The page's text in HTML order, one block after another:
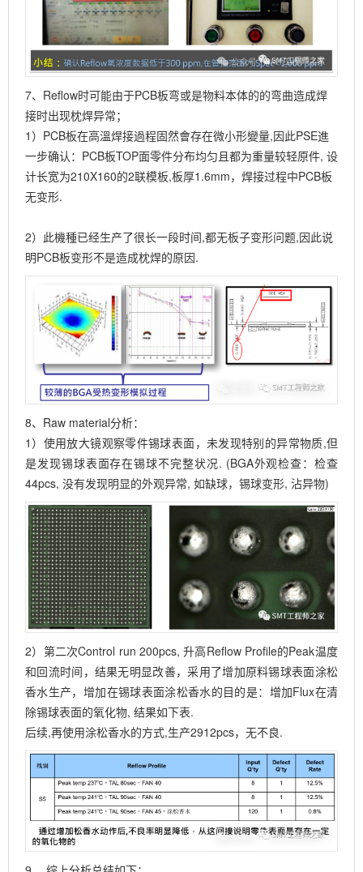
7、Reflow时可能由于PCB板弯或是物料本体的的弯曲造成焊
接时出现枕焊异常；
1）PCB板在高溫焊接過程固然會存在微小形變量,因此PSE進
一步确认：PCB板TOP面零件分布均匀且都为重量较轻原件, 设
计长宽为210X160的2联模板,板厚1.6mm，焊接过程中PCB板
无变形.
2）此機種已经生产了很长一段时间,都无板子变形问题,因此说
明PCB板变形不是造成枕焊的原因.
8、Raw material分析：
1）使用放大镜观察零件锡球表面，未发现特别的异常物质,但
是发现锡球表面存在锡球不完整状况. (BGA外观检查：检查
44pcs, 没有发现明显的外观异常, 如缺球，锡球变形, 沾异物)
2）第二次Control run 200pcs, 升高Reflow Profile的Peak温度
和回流时间，结果无明显改善，采用了增加原料锡球表面涂松
香水生产，增加在锡球表面涂松香水的目的是：增加Flux在清
除锡球表面的氧化物, 结果如下表.
后续,再使用涂松香水的方式,生产2912pcs，无不良.